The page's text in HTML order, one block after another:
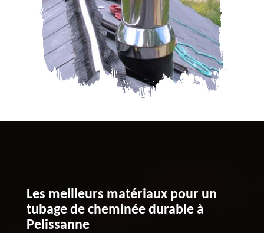
Les meilleurs matériaux pour un
tubage de cheminée durable à
Pelissanne